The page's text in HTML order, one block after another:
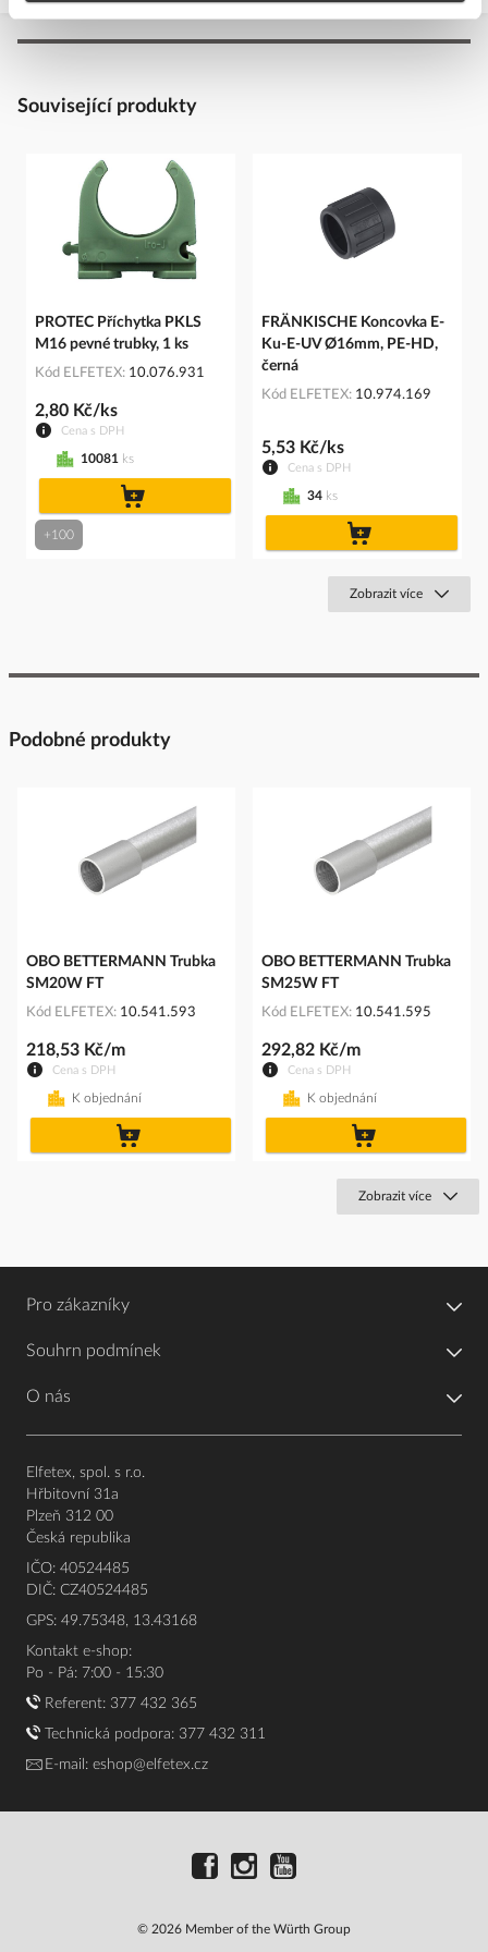
Související produkty
PROTEC Příchytka PKLS
M16 pevné trubky, 1 ks
Kód ELFETEX 10.076.931
Cena s DPH
2,80 Kč/ks
10081 ks
+100
FRÄNKISCHE Koncovka E-
Ku-E-UV Ø16mm, PE-HD,
černá
Kód ELFETEX 10.974.169
Cena s DPH
5,53 Kč/ks
34 ks
Zobrazit více
Podobné produkty
OBO BETTERMANN Trubka
SM20W FT
Kód ELFETEX 10.541.593
Cena s DPH
218,53 Kč/m
K objednání
OBO BETTERMANN Trubka
SM25W FT
Kód ELFETEX 10.541.595
Cena s DPH
292,82 Kč/m
K objednání
Zobrazit více
Pro zákazníky
Souhrn podmínek
O nás
Elfetex, spol. s r.o.
Hřbitovní 31a
Plzeň 312 00
Česká republika
IČO: 40524485
DIČ: CZ40524485
GPS: 49.75348, 13.43168
Kontakt e-shop:
Po - Pá: 7:00 - 15:30
Referent: 377 432 365
Technická podpora: 377 432 311
E-mail: eshop@elfetex.cz
© 2026 Member of the Würth Group